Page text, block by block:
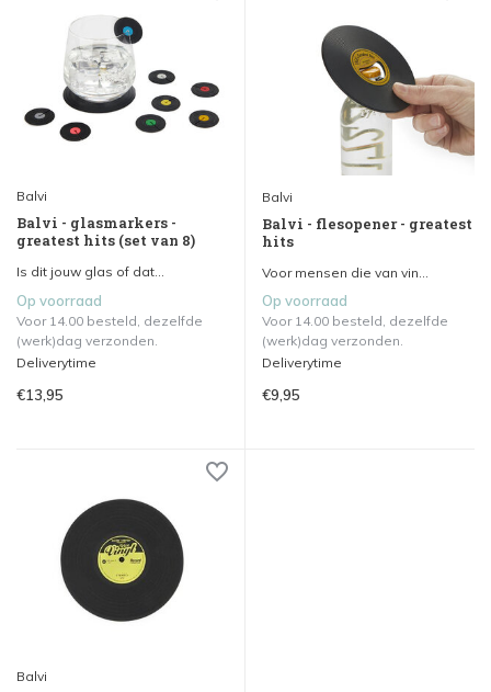
Balvi
Balvi - glasmarkers -
greatest hits (set van 8)
Is dit jouw glas of dat...
Op voorraad
Voor 14.00 besteld, dezelfde
(werk)dag verzonden.
Deliverytime
€13,95
Balvi
Balvi - flesopener - greatest
hits
Voor mensen die van vin...
Op voorraad
Voor 14.00 besteld, dezelfde
(werk)dag verzonden.
Deliverytime
€9,95
Balvi